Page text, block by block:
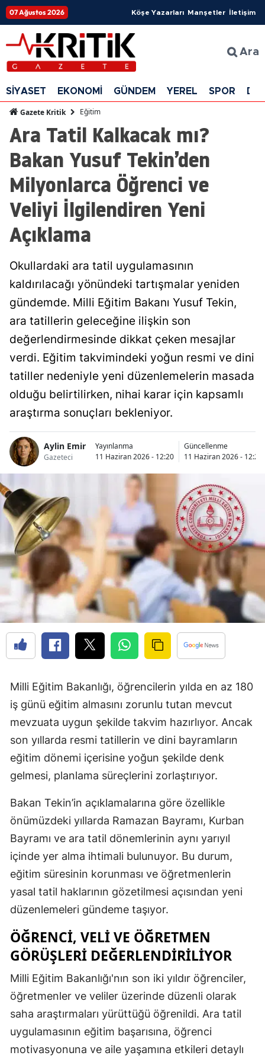
07 Ağustos 2026 Köşe Yazarları Manşetler İletişim
Ara
SİYASET EKONOMİ GÜNDEM YEREL SPOR
Gazete Kritik Eğitim
Ara Tatil Kalkacak mı?
Bakan Yusuf Tekin’den
Milyonlarca Öğrenci ve
Veliyi İlgilendiren Yeni
Açıklama
Okullardaki ara tatil uygulamasının
kaldırılacağı yönündeki tartışmalar yeniden
gündemde. Milli Eğitim Bakanı Yusuf Tekin,
ara tatillerin geleceğine ilişkin son
değerlendirmesinde dikkat çeken mesajlar
verdi. Eğitim takvimindeki yoğun resmi ve dini
tatiller nedeniyle yeni düzenlemelerin masada
olduğu belirtilirken, nihai karar için kapsamlı
araştırma sonuçları bekleniyor.
Aylin Emir
Gazeteci
Yayınlanma
11 Haziran 2026 - 12:20
Güncellenme
11 Haziran 2026 - 12:21
Milli Eğitim Bakanlığı, öğrencilerin yılda en az 180
iş günü eğitim almasını zorunlu tutan mevcut
mevzuata uygun şekilde takvim hazırlıyor. Ancak
son yıllarda resmi tatillerin ve dini bayramların
eğitim dönemi içerisine yoğun şekilde denk
gelmesi, planlama süreçlerini zorlaştırıyor.
Bakan Tekin’in açıklamalarına göre özellikle
önümüzdeki yıllarda Ramazan Bayramı, Kurban
Bayramı ve ara tatil dönemlerinin aynı yarıyıl
içinde yer alma ihtimali bulunuyor. Bu durum,
eğitim süresinin korunması ve öğretmenlerin
yasal tatil haklarının gözetilmesi açısından yeni
düzenlemeleri gündeme taşıyor.
ÖĞRENCI, VELI VE ÖĞRETMEN
GÖRÜŞLERI DEĞERLENDIRILIYOR
Milli Eğitim Bakanlığı'nın son iki yıldır öğrenciler,
öğretmenler ve veliler üzerinde düzenli olarak
saha araştırmaları yürüttüğü öğrenildi. Ara tatil
uygulamasının eğitim başarısına, öğrenci
motivasyonuna ve aile yaşamına etkileri detaylı